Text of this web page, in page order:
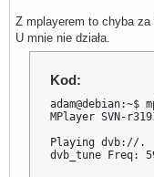
Z mplayerem to chyba
U mnie nie działa.
Kod:
MPlayer SVN-
Playing dvb://.
dvb_tune Freq: